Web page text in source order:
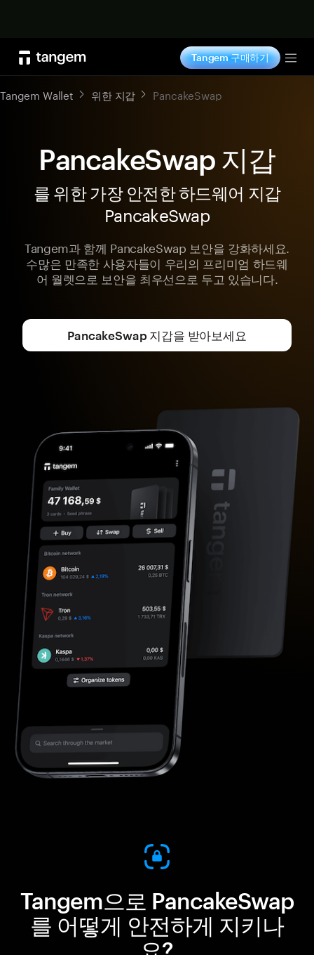
Tangem 구매하기
Tangem Wallet 위한 지갑 PancakeSwap
PancakeSwap 지갑
를 위한 가장 안전한 하드웨어 지갑
PancakeSwap
Tangem과 함께 PancakeSwap 보안을 강화하세요.
수많은 만족한 사용자들이 우리의 프리미엄 하드웨
어 월렛으로 보안을 최우선으로 두고 있습니다.
PancakeSwap 지갑을 받아보세요
Tangem으로 PancakeSwap
를 어떻게 안전하게 지키나